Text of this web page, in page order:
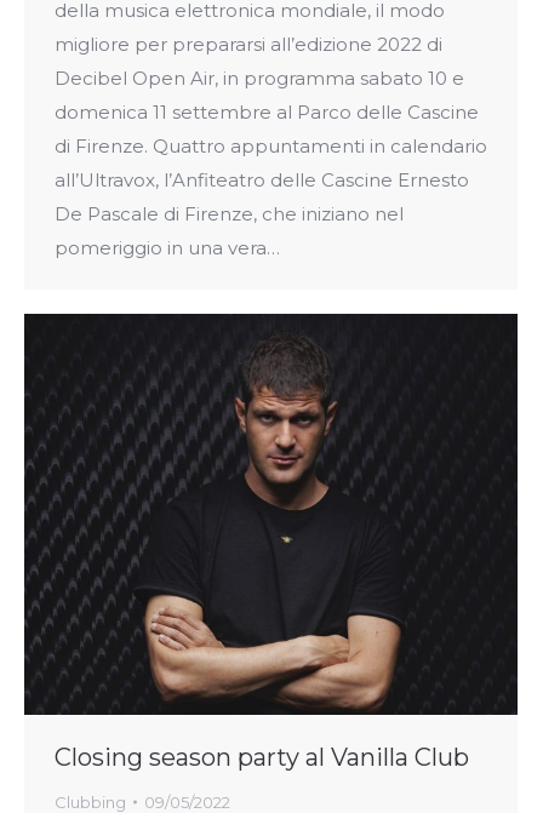
della musica elettronica mondiale, il modo
migliore per prepararsi all’edizione 2022 di
Decibel Open Air, in programma sabato 10 e
domenica 11 settembre al Parco delle Cascine
di Firenze. Quattro appuntamenti in calendario
all’Ultravox, l’Anfiteatro delle Cascine Ernesto
De Pascale di Firenze, che iniziano nel
pomeriggio in una vera…
Closing season party al Vanilla Club
Clubbing 09/05/2022